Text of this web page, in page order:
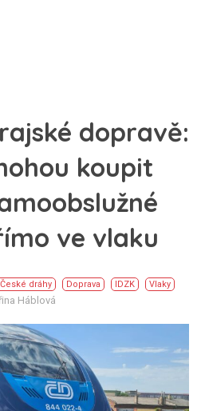
dopravě:
koupit
ve vlaku
České dráhy Doprava IDZK
Vlaky
Háblová